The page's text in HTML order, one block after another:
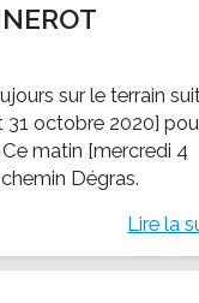
sur le terrain
31 octobre 2020]
matin [mercredi 4
Dégras.
Lire la